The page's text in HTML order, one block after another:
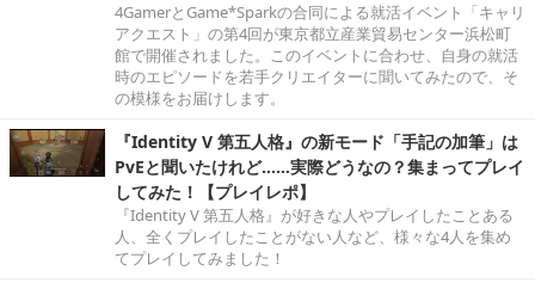
4GamerとGame*Sparkの合同による就活イベント「キャリ
アクエスト」の第4回が東京都立産業貿易センター浜松町
館で開催されました。このイベントに合わせ、自身の就活
時のエピソードを若手クリエイターに聞いてみたので、そ
の模様をお届けします。
『Identity V 第五人格』の新モード「手記の加筆」は
PvEと聞いたけれど……実際どうなの？集まってプレイ
してみた！【プレイレポ】
『Identity V 第五人格』が好きな人やプレイしたことある
人、全くプレイしたことがない人など、様々な4人を集め
てプレイしてみました！